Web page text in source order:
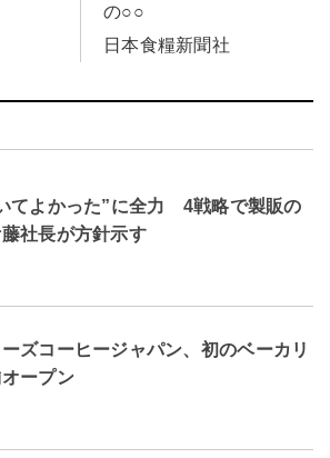
の○○
日本食糧新聞社
てよかった”に全力 4戦略で製販の
社長が方針示す
ーズコーヒージャパン、初のベーカリ
ープン